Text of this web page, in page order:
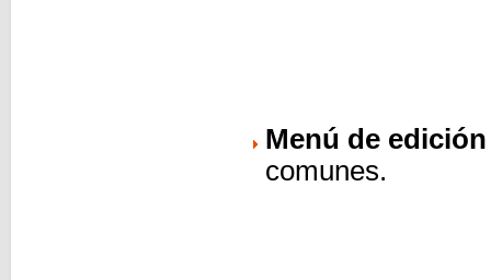
Menú de edición
comunes.